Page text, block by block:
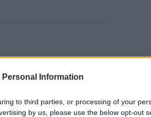
Personal Information
to third parties, or processing of your
by us, please use the below opt-out